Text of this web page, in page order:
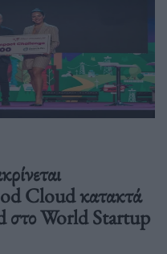
Cloud κατακτά
στο World Startup